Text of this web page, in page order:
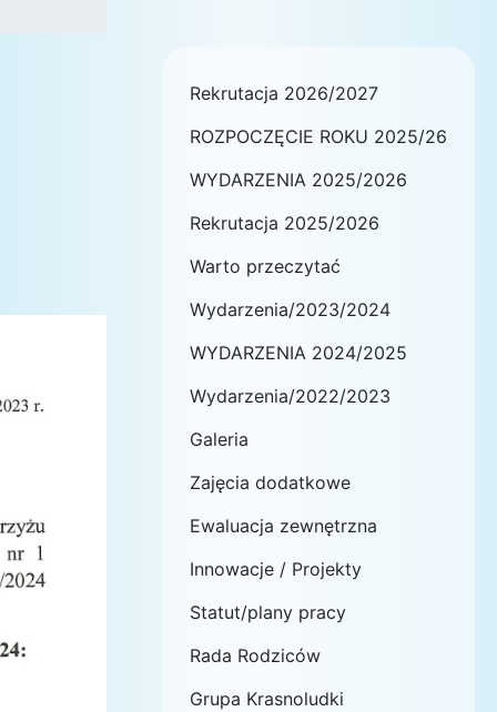
Rekrutacja 2026/2027
ROZPOCZĘCIE ROKU 2025/26
WYDARZENIA 2025/2026
Rekrutacja 2025/2026
Warto przeczytać
Wydarzenia/2023/2024
WYDARZENIA 2024/2025
Wydarzenia/2022/2023
Galeria
Zajęcia dodatkowe
Ewaluacja zewnętrzna
Innowacje / Projekty
Statut/plany pracy
Rada Rodziców
Grupa Krasnoludki